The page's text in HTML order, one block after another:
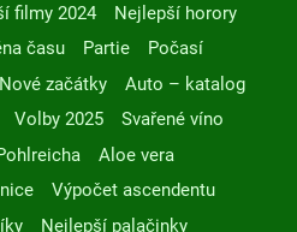
filmy 2024
Nejlepší horory
času Partie
Počasí
začátky
Auto – katalog
Volby 2025
Svařené víno
Aloe vera
Výpočet ascendentu
Nejlepší palačinky